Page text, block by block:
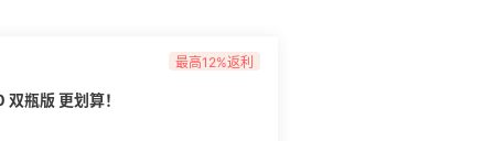
最高12%返利
瓶版 更划算！